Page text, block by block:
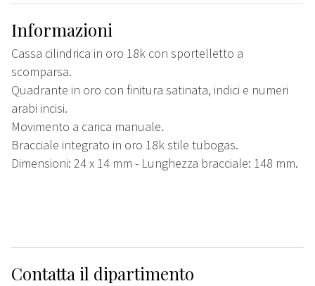
Informazioni
Cassa cilindrica in oro 18k con sportelletto a
scomparsa.
Quadrante in oro con finitura satinata, indici e numeri
arabi incisi.
Movimento a carica manuale.
Bracciale integrato in oro 18k stile tubogas.
Dimensioni: 24 x 14 mm - Lunghezza bracciale: 148 mm.
Contatta il dipartimento